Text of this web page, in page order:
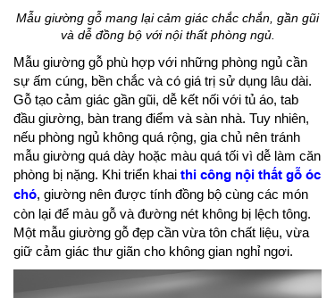
Mẫu giường gỗ mang lại cảm giác chắc chắn, gần gũi
và dễ đồng bộ với nội thất phòng ngủ.
Mẫu giường gỗ phù hợp với những phòng ngủ cần
sự ấm cúng, bền chắc và có giá trị sử dụng lâu dài.
Gỗ tạo cảm giác gần gũi, dễ kết nối với tủ áo, tab
đầu giường, bàn trang điểm và sàn nhà. Tuy nhiên,
nếu phòng ngủ không quá rộng, gia chủ nên tránh
mẫu giường quá dày hoặc màu quá tối vì dễ làm căn
phòng bị nặng. Khi triển khai thi công nội thất gỗ óc
chó, giường nên được tính đồng bộ cùng các món
còn lại để màu gỗ và đường nét không bị lệch tông.
Một mẫu giường gỗ đẹp cần vừa tôn chất liệu, vừa
giữ cảm giác thư giãn cho không gian nghỉ ngơi.